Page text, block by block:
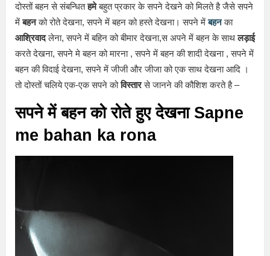
दोस्तों बहन से संबन्धितहमेबहुत प्रकार के सपने देखने को मिलते है जैसे सपने
मेंबहनको रोते देखना, सपने में बहन को हस्ते देखना। सपने मेंबहनका
आश्रिवादलेना, सपने में बहिन को बीमार देखना,स अपने में बहन के साथलड़ाई
करते देखना, सपने मे बहन को मारना , सपने में बहन की शादी देखना , सपने में
बहन की विदाई देखना, सपने में जीजी और जीजा को एक साथ देखना आदि ।
तो दोस्तों चलिये एक-एक सपने कोविस्तारसे जानने की कौशिश करते है –
सपने में बहन को रोते हुए देखना Sapne
me bahan ka rona